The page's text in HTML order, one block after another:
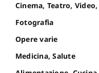
Cinema, Teatro,
Fotografia
Opere varie
Medicina, Salute